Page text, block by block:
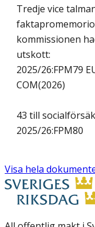
Tredje vice
kommissionen
utskott:
2025/26:FPM79
COM(2026)
43 till
2025/26:FPM80
Visa hela